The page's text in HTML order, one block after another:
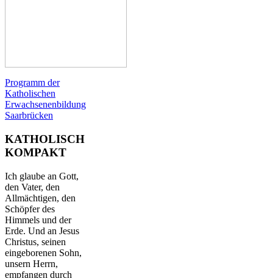
Programm der
Katholischen
Erwachsenenbildung
Saarbrücken
KATHOLISCH
KOMPAKT
Ich glaube an Gott,
den Vater, den
Allmächtigen, den
Schöpfer des
Himmels und der
Erde. Und an Jesus
Christus, seinen
eingeborenen Sohn,
unsern Herrn,
empfangen durch